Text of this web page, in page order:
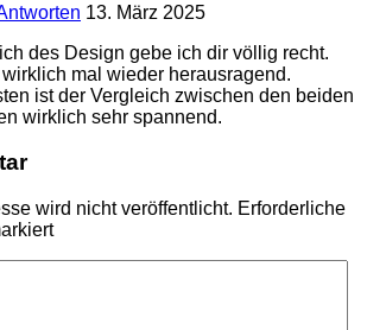
13. März 2025
des Design gebe ich dir völlig recht.
wirklich mal wieder herausragend.
ist der Vergleich zwischen den beiden
wirklich sehr spannend.
wird nicht veröffentlicht. Erforderliche